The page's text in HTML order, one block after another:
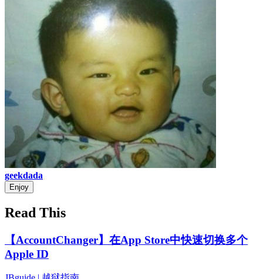
geekdada
Enjoy
Read This
【AccountChanger】在App Store中快速切换多个
Apple ID